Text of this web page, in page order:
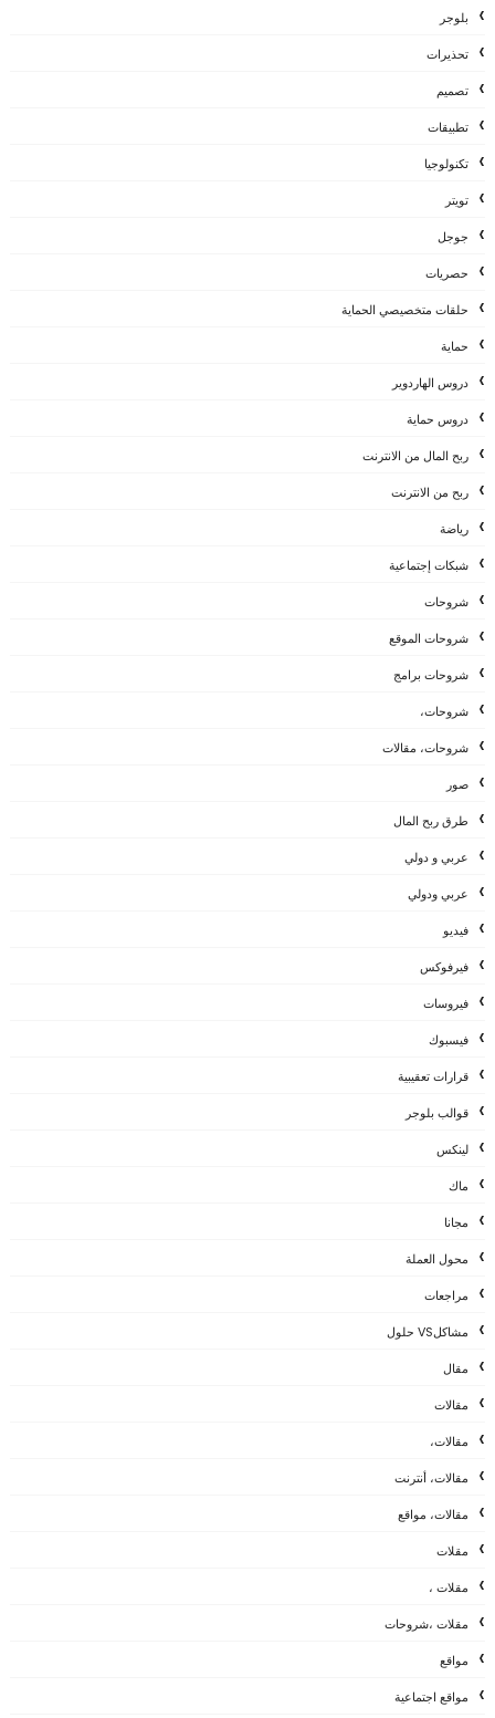
بلوجر
تحذيرات
تصميم
تطبيقات
تكنولوجيا
تويتر
جوجل
حصريات
حلقات متخصيصي الحماية
حماية
دروس الهاردوير
دروس حماية
ربح المال من الانترنت
ربح من الانترنت
رياضة
شبكات إجتماعية
شروحات
شروحات الموقع
شروحات برامج
شروحات،
شروحات، مقالات
صور
طرق ربح المال
عربي و دولي
عربي ودولي
فيديو
فيرفوكس
فيروسات
فيسبوك
قرارات تعقيبية
قوالب بلوجر
لينكس
ماك
مجانا
محول العملة
مراجعات
مشاكلVS حلول
مقال
مقالات
مقالات،
مقالات، أنترنت
مقالات، مواقع
مقلات
مقلات ،
مقلات ،شروحات
مواقع
مواقع اجتماعية